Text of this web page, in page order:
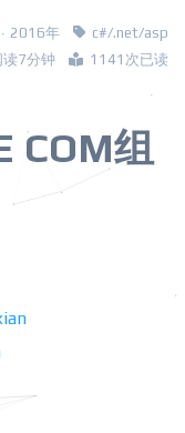
2016年
c#/.net/asp
7分钟
1141次已读
COM组